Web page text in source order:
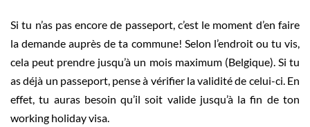
Si tu n’as pas encore de passeport, c’est le moment d’en faire
la demande auprès de ta commune! Selon l’endroit ou tu vis,
cela peut prendre jusqu’à un mois maximum (Belgique). Si tu
as déjà un passeport, pense à vérifier la validité de celui-ci. En
effet, tu auras besoin qu’il soit valide jusqu’à la fin de ton
working holiday visa.